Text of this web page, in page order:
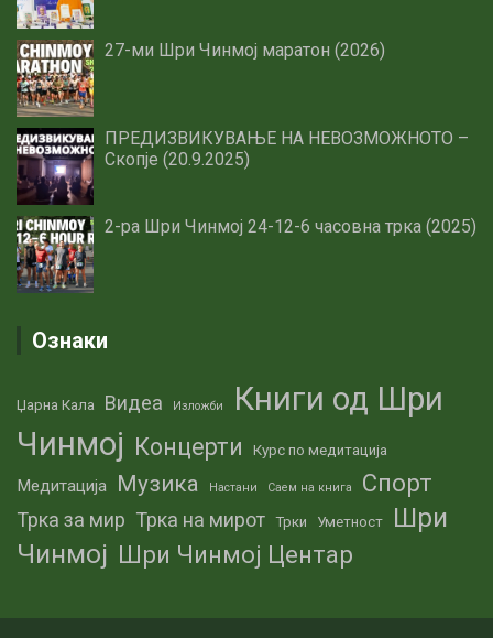
27-ми Шри Чинмој маратон (2026)
ПРЕДИЗВИКУВАЊЕ НА НЕВОЗМОЖНОТО –
Скопје (20.9.2025)
2-ра Шри Чинмој 24-12-6 часовна трка (2025)
Ознаки
Џарна Кала Видеа Изложби
Книги од Шри
Чинмој Концерти Курс по медитација
Медитација Музика Настани Саем на книга Спорт
Трка за мир Трка на мирот Трки Уметност
Шри
Чинмој Шри Чинмој Центар